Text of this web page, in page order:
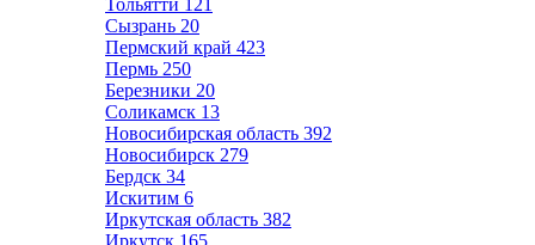
Тольятти 121
Сызрань 20
Пермский край 423
Пермь 250
Березники 20
Соликамск 13
Новосибирская область 392
Новосибирск 279
Бердск 34
Искитим 6
Иркутская область 382
Иркутск 165